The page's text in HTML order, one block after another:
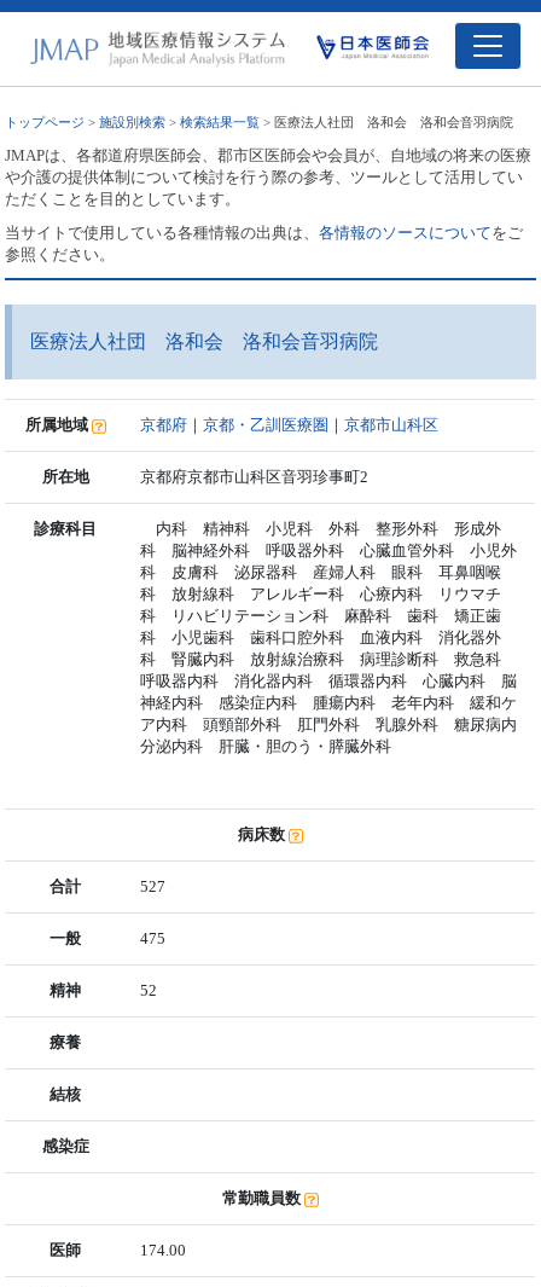
トップページ >施設別検索 >検索結果一覧 > 医療法人社団 洛和会 洛和会音羽病院
JMAPは、各都道府県医師会、郡市区医師会や会員が、自地域の将来の医療
や介護の提供体制について検討を行う際の参考、ツールとして活用してい
ただくことを目的としています。
当サイトで使用している各種情報の出典は、各情報のソースについてをご
参照ください。
医療法人社団 洛和会 洛和会音羽病院
所属地域 京都府 ｜京都・乙訓医療圏 ｜京都市山科区
所在地 京都府京都市山科区音羽珍事町2
診療科目
内科 精神科 小児科 外科 整形外科 形成外
科 脳神経外科 呼吸器外科 心臓血管外科 小児外
科 皮膚科 泌尿器科 産婦人科 眼科 耳鼻咽喉
科 放射線科 アレルギー科 心療内科 リウマチ
科 リハビリテーション科 麻酔科 歯科 矯正歯
科 小児歯科 歯科口腔外科 血液内科 消化器外
科 腎臓内科 放射線治療科 病理診断科 救急科
呼吸器内科 消化器内科 循環器内科 心臓内科 脳
神経内科 感染症内科 腫瘍内科 老年内科 緩和ケ
ア内科 頭頸部外科 肛門外科 乳腺外科 糖尿病内
分泌内科 肝臓・胆のう・膵臓外科
病床数
合計 527
一般 475
精神 52
療養
結核
感染症
常勤職員数
医師 174.00